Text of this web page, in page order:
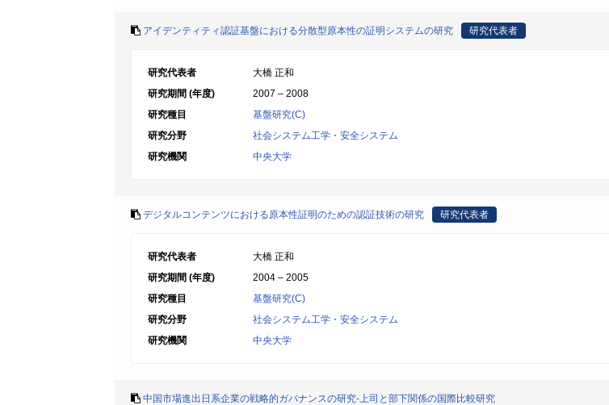
アイデンティティ認証基盤における分散型原本性の証明システムの研究 研究代表者
研究代表者
大橋 正和
研究期間 (年度)
2007 – 2008
研究種目
基盤研究(C)
研究分野
社会システム工学・安全システム
研究機関
中央大学
デジタルコンテンツにおける原本性証明のための認証技術の研究 研究代表者
研究代表者
大橋 正和
研究期間 (年度)
2004 – 2005
研究種目
基盤研究(C)
研究分野
社会システム工学・安全システム
研究機関
中央大学
中国市場進出日系企業の戦略的ガバナンスの研究-上司と部下関係の国際比較研究